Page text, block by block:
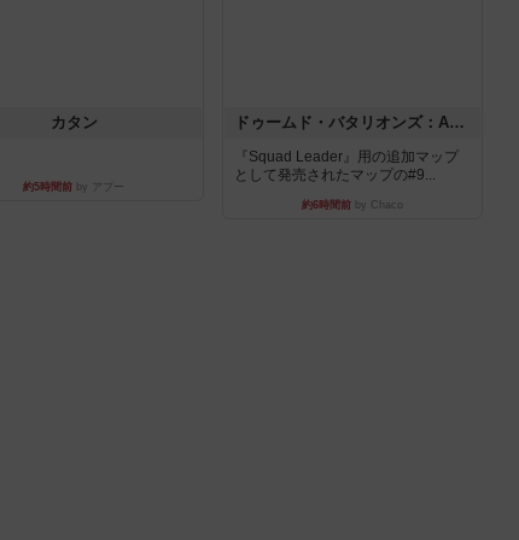
カタン
約5時間前 by アプー
ドゥームド・バタリオンズ：ASLモジュール11
『Squad Leader』用の追加マップ
として発売されたマップの#9...
約6時間前 by Chaco